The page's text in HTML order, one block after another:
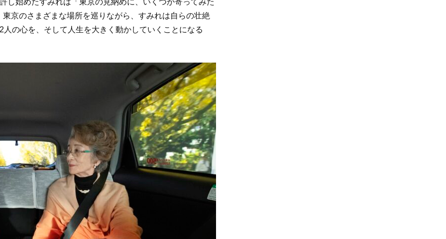
し始めたすみれは「東京の見納めに、いくつか寄ってみた
京のさまざまな場所を巡りながら、すみれは自らの壮絶
の心を、そして人生を大きく動かしていくことになる